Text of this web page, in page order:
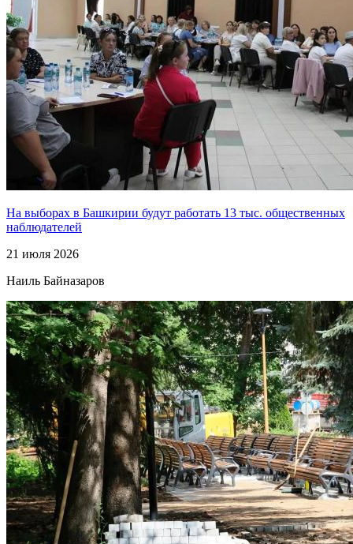
На выборах в Башкирии будут работать 13 тыс. общественных
наблюдателей
21 июля 2026
Наиль Байназаров